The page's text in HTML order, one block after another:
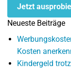
Jetzt
Neueste Beiträge
Kosten
Kindergeld